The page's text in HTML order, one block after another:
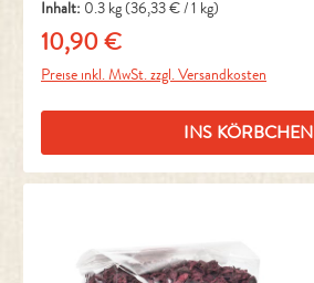
Inhalt: 0.3 kg(36,33 € / 1 kg)
Regulärer Preis:
10,90 €
Preise inkl. MwSt. zzgl. Versandkosten
INS KÖRBCHEN